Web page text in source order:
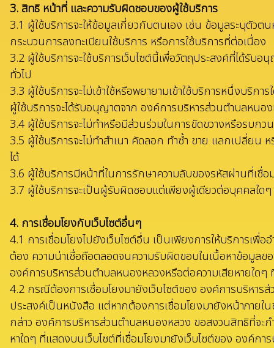
3. สิทธิ หน้าที่ และความรับผิดชอบของผู้ใช้บริการ
3.1 ผู้ใช้บริการจะให้ข้อมูลเกี่ยวกับตนเอง เช่น ข้อมูลระบุตั
กระบวนการลงทะเบียนใช้บริการ หรือการใช้บริการที่ต่อเนื่อง
3.2 ผู้ใช้บริการจะใช้บริการเว็บไซต์นี้เพื่อวัตถุประสงค์ที่ได้
ทั่วไป
3.3 ผู้ใช้บริการจะไม่เข้าใช้หรือพยายามเข้าใช้บริการหนึ่งบริ
ผู้ใช้บริการจะได้รับอนุญาตจาก องค์การบริหารส่วนตำบลหนอ
3.4 ผู้ใช้บริการจะไม่ทำหรือมีส่วนร่วมในการขัดขวางหรือรบ
3.5 ผู้ใช้บริการจะไม่ทำสำเนา คัดลอก ทำซ้ำ ขาย แลกเปลี่ยน
ได้
3.6 ผู้ใช้บริการมีหน้าที่ในการรักษาความลับของรหัสผ่านที่เชื่
3.7 ผู้ใช้บริการจะเป็นผู้รับผิดชอบแต่เพียงผู้เดียวต่อบุคคลใด
4. การเชื่อมโยงกับเว็บไซต์อื่นๆ
4.1 การเชื่อมโยงไปยังเว็บไซต์อื่น เป็นเพียงการให้บริการเ
ต้อง ความน่าเชื่อถือตลอดจนความรับผิดขอบในเนื้อหาข้อมูลข
องค์การบริหารส่วนตำบลหนองหลวงหรือต่อความเสียหายใดๆ
4.2 กรณีต้องการเชื่อมโยงมายังเว็บไซต์ของ องค์การบริหาร
ประสงค์เป็นหนังสือ แต่หากต้องการเชื่อมโยงมายังหน้าภาย
กล่าว องค์การบริหารส่วนตำบลหนองหลวง ขอสงวนสิทธิที่จะก
หาใดๆ ที่แสดงบนเว็บไซต์ที่เชื่อมโยงมายังเว็บไซต์ของ องค์ก